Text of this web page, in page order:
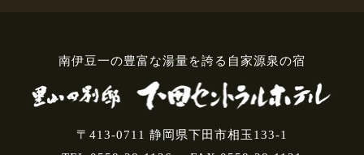
南伊豆一の豊富な湯量を誇る自家源泉の宿
〒413-0711 静岡県下田市相玉133-1